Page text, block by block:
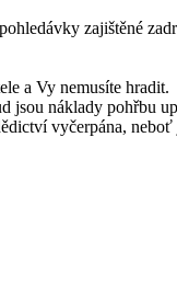
zajištěné
a Vy nemusíte hradit.
jsou náklady pohřbu
vyčerpána,